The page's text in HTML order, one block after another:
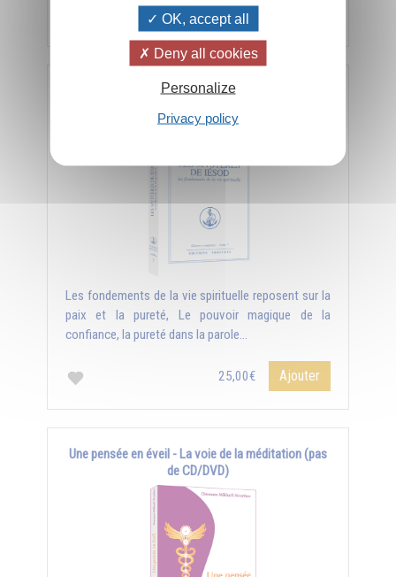
3,50€
Les mystères de Iésod - Les fondements de la vie
Les fondements de la vie spirituelle reposent sur la
paix et la pureté, Le pouvoir magique de la
confiance, la pureté dans la parole...
25,00€ Ajouter
Une pensée en éveil - La voie de la méditation (pas
de CD/DVD)
OK, accept all
Deny all cookies
Personalize
Privacy policy